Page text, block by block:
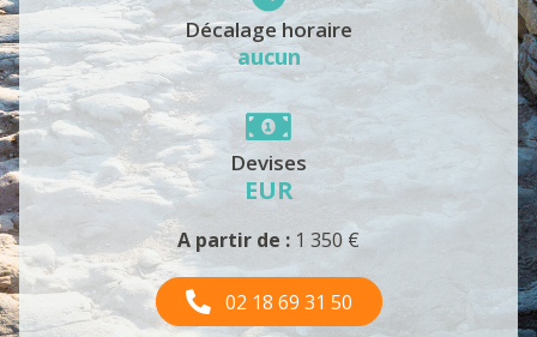
Décalage horaire
aucun
Devises
EUR
A partir de : 1 350 €
02 18 69 31 50